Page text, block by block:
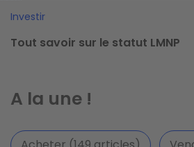
Investir
Tout savoir sur le statut LMNP
A la une !